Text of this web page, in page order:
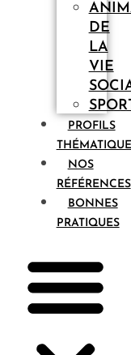
DE
LA
VIE
PROFILS
NOS
RÉFÉRENCES
BONNES
PRATIQUES